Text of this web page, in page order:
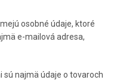
osobné údaje, ktoré
e-mailová adresa,
najmä údaje o tovaroch